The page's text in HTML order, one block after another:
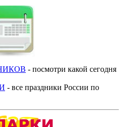
- посмотри какой сегодня
- все праздники России по